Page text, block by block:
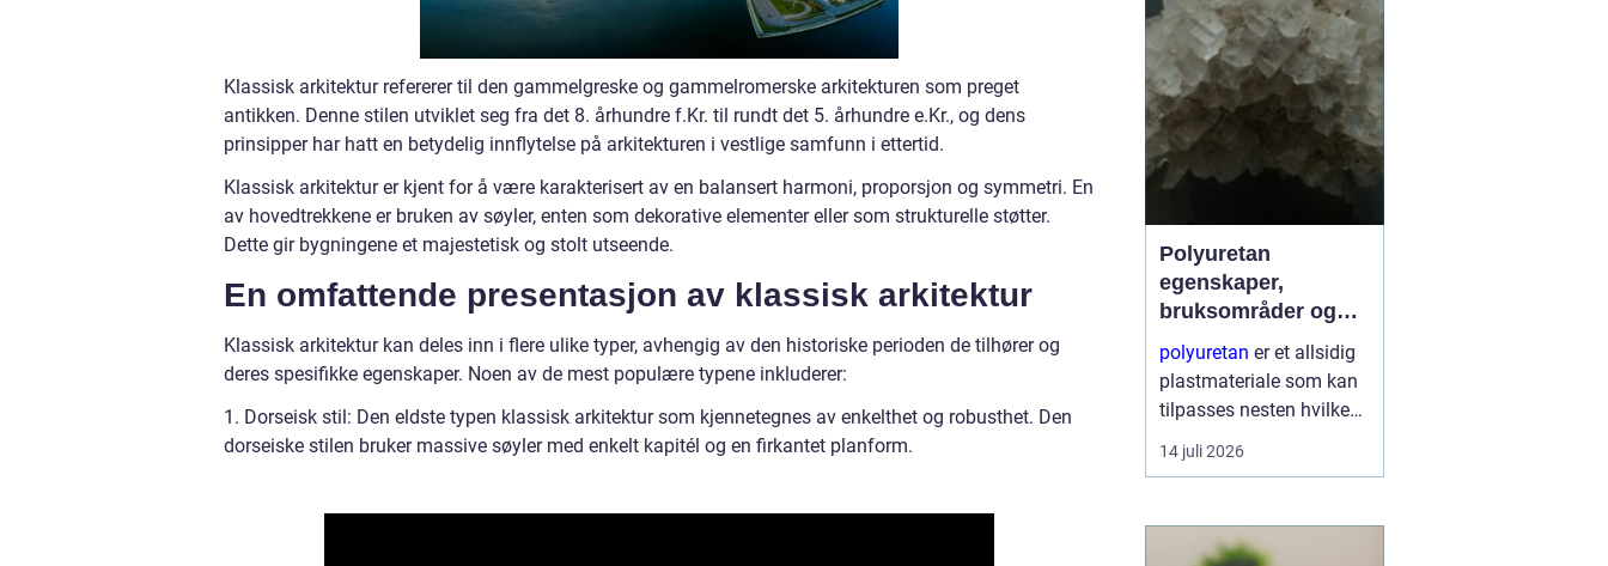
Klassisk arkitektur refererer til den gammelgreske og gammelromerske arkitekturen som preget
antikken. Denne stilen utviklet seg fra det 8. århundre f.Kr. til rundt det 5. århundre e.Kr., og dens
prinsipper har hatt en betydelig innflytelse på arkitekturen i vestlige samfunn i ettertid.
Klassisk arkitektur er kjent for å være karakterisert av en balansert harmoni, proporsjon og symmetri. En
av hovedtrekkene er bruken av søyler, enten som dekorative elementer eller som strukturelle støtter.
Dette gir bygningene et majestetisk og stolt utseende.
En omfattende presentasjon av klassisk arkitektur
Klassisk arkitektur kan deles inn i flere ulike typer, avhengig av den historiske perioden de tilhører og
deres spesifikke egenskaper. Noen av de mest populære typene inkluderer:
1. Dorseisk stil: Den eldste typen klassisk arkitektur som kjennetegnes av enkelthet og robusthet. Den
dorseiske stilen bruker massive søyler med enkelt kapitél og en firkantet planform.
på ...
Polyuretan
egenskaper,
bruksområder og
fordeler i industrien
polyuretan er et allsidig
plastmateriale som kan
tilpasses nesten hvilken
som helst oppgave. Fra
myke skum i møbler til
komponenter i
tungindustri, brukes
14 juli 2026